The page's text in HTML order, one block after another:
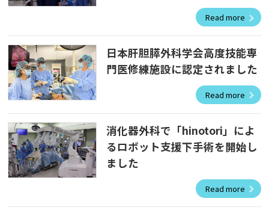
Read more
日本肝胆膵外科学会高度技能専
門医修練施設に認定されました
Read more
消化器外科で「hinotori」によ
るロボット支援下手術を開始し
ました
Read more